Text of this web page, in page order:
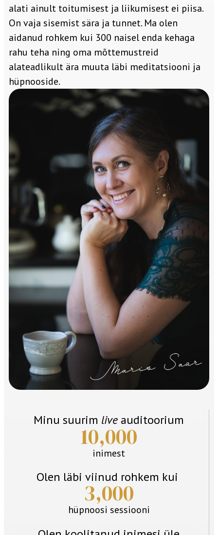
alati ainult toitumisest ja liikumisest ei piisa.
On vaja sisemist sära ja tunnet. Ma olen
aidanud rohkem kui 300 naisel enda kehaga
rahu teha ning oma mõttemustreid
alateadlikult ära muuta läbi meditatsiooni ja
hüpnooside.
Minu suurim live auditoorium
10,000
inimest
Olen läbi viinud rohkem kui
3,000
hüpnoosi sessiooni